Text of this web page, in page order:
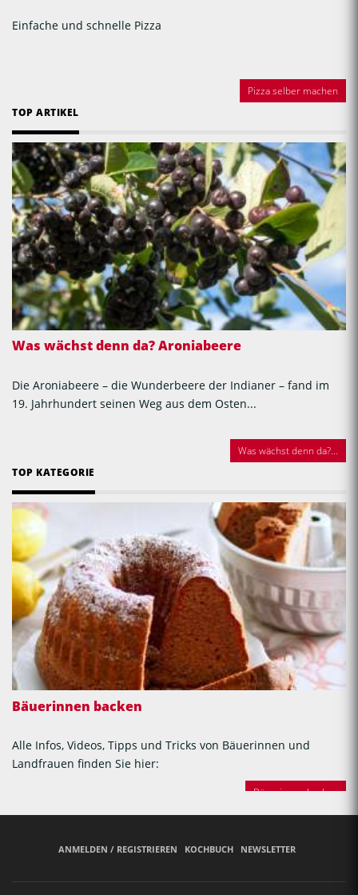
Einfache und schnelle Pizza
Pizza selber machen
TOP ARTIKEL
Was wächst denn da? Aroniabeere
Die Aroniabeere – die Wunderbeere der Indianer – fand im
19. Jahrhundert seinen Weg aus dem Osten...
Was wächst denn da?...
TOP KATEGORIE
Bäuerinnen backen
Alle Infos, Videos, Tipps und Tricks von Bäuerinnen und
Landfrauen finden Sie hier:
Bäuerinnen backen
ANMELDEN / REGISTRIEREN KOCHBUCH NEWSLETTER